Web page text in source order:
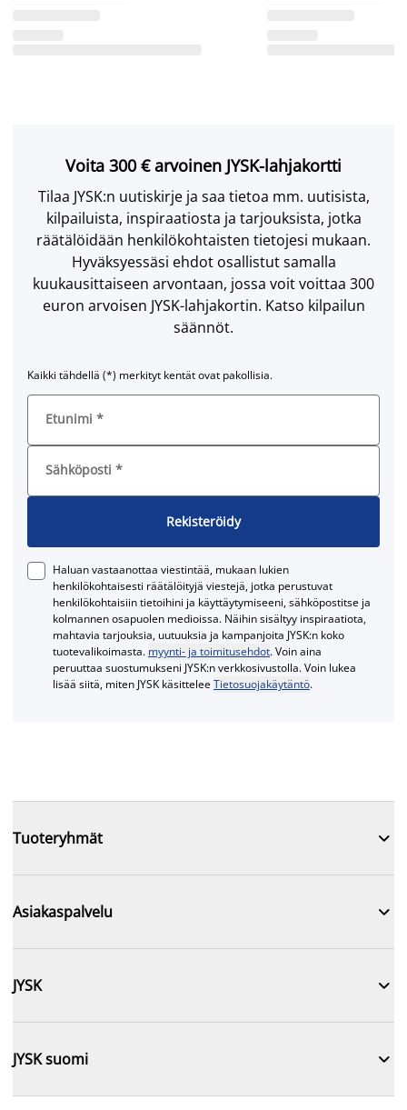
Voita 300 € arvoinen JYSK-lahjakortti
Tilaa JYSK:n uutiskirje ja saa tietoa mm. uutisista,
kilpailuista, inspiraatiosta ja tarjouksista, jotka
räätälöidään henkilökohtaisten tietojesi mukaan.
Hyväksyessäsi ehdot osallistut samalla
kuukausittaiseen arvontaan, jossa voit voittaa 300
euron arvoisen JYSK-lahjakortin. Katso kilpailun
säännöt.
Kaikki tähdellä (*) merkityt kentät ovat pakollisia.
Etunimi *
Sähköposti *
Rekisteröidy
Haluan vastaanottaa viestintää, mukaan lukien
henkilökohtaisesti räätälöityjä viestejä, jotka perustuvat
henkilökohtaisiin tietoihini ja käyttäytymiseeni, sähköpostitse ja
kolmannen osapuolen medioissa. Näihin sisältyy inspiraatiota,
mahtavia tarjouksia, uutuuksia ja kampanjoita JYSK:n koko
tuotevalikoimasta. myynti- ja toimitusehdot. Voin aina
peruuttaa suostumukseni JYSK:n verkkosivustolla. Voin lukea
lisää siitä, miten JYSK käsitteleeTietosuojakäytäntö.
Tuoteryhmät 
Asiakaspalvelu 
JYSK 
JYSK suomi 